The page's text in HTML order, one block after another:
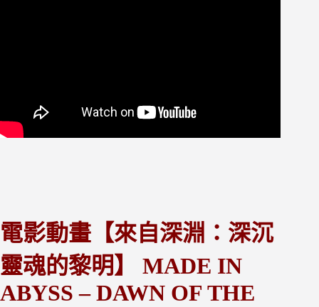
電影動畫【來自深淵：深沉
靈魂的黎明】 MADE IN
ABYSS – DAWN OF THE